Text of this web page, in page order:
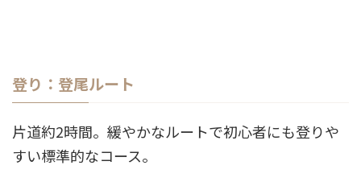
登り：登尾ルート
片道約2時間。緩やかなルートで初心者にも登りや
すい標準的なコース。